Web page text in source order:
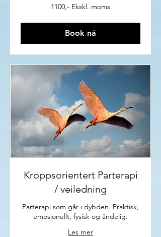
1100,- Ekskl. moms
Book nå
Kroppsorientert Parterapi
/ veiledning
Parterapi som går i dybden. Praktisk,
emosjonellt, fysisk og åndelig.
Les mer